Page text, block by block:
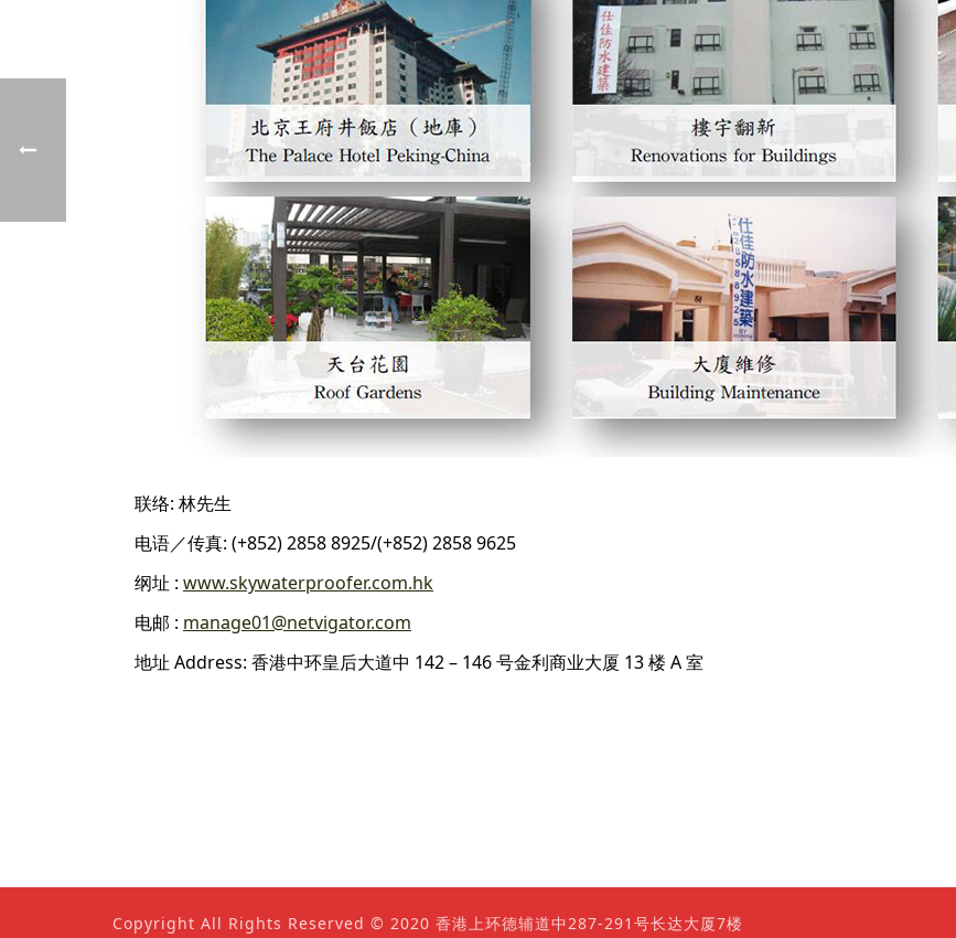
联络: 林先生
电语／传真: (+852) 2858 8925/(+852) 2858 9625
纲址 : www.skywaterproofer.com.hk
电邮 : manage01@netvigator.com
地址 Address: 香港中环皇后大道中 142 – 146 号金利商业大厦 13 楼 A 室
Copyright All Rights Reserved © 2020 香港上环德辅道中287-291号长达大厦7楼